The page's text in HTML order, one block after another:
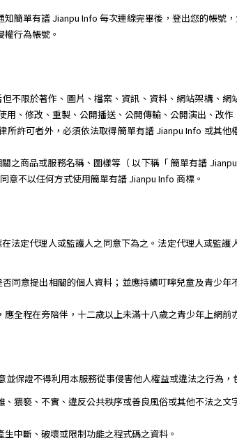
簡單有譜 Jianpu Info 每次連線完畢後，登出您的帳號，
行為帳號。
不限於著作、圖片、檔案、資訊、資料、網站架構、
、修改、重製、公開播送、公開傳輸、公開演出、改
許可者外，必須依法取得簡單有譜 Jianpu Info 或其
之商品或服務名稱、圖樣等（ 以下稱「 簡單有譜
意不以任何方式使用簡單有譜 Jianpu Info 商標。
法定代理人或監護人之同意下為之。法定代理人或監
同意提出相關的個人資料；並應持續叮嚀兒童及青少
全程在旁陪伴，十二歲以上未滿十八歲之青少年上網前
保證不得利用本服務從事侵害他人權益或違法之行為，
猥褻、不實、違反公共秩序或善良風俗或其他不法之文
中斷、破壞或限制功能之程式碼之資料。